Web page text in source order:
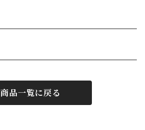
商品一覧に戻る